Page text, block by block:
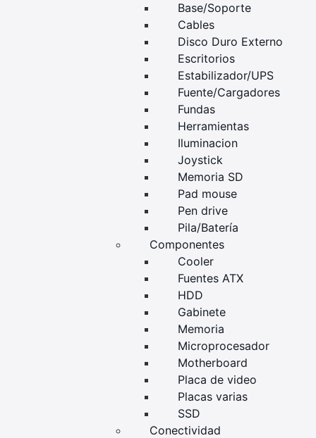
Base/Soporte
Cables
Disco Duro Externo
Escritorios
Estabilizador/UPS
Fuente/Cargadores
Fundas
Herramientas
Iluminacion
Joystick
Memoria SD
Pad mouse
Pen drive
Pila/Batería
Componentes
Cooler
Fuentes ATX
HDD
Gabinete
Memoria
Microprocesador
Motherboard
Placa de video
Placas varias
SSD
Conectividad